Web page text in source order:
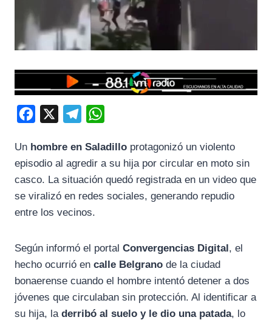
c
e
b
l
e
g
a
t
s
Un hombre en Saladillo protagonizó un violento
episodio al agredir a su hija por circular en moto sin
casco. La situación quedó registrada en un video que
se viralizó en redes sociales, generando repudio
entre los vecinos.
Según informó el portal Convergencias Digital, el
hecho ocurrió en calle Belgrano de la ciudad
bonaerense cuando el hombre intentó detener a dos
jóvenes que circulaban sin protección. Al identificar a
su hija, la derribó al suelo y le dio una patada, lo